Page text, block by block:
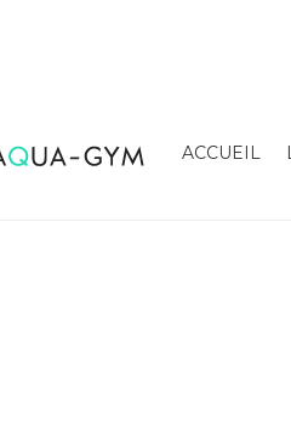
ACCUEIL